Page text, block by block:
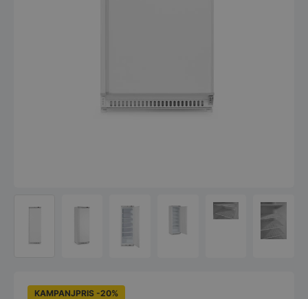
KAMPANJPRIS -20%